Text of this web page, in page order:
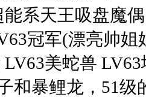
系天王吸盘魔
冠军(漂亮帅
美蛇兽
和暴鲤龙，51